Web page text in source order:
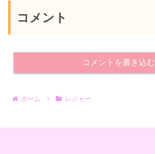
コメント
コメントを書き込む
ホーム レジャー